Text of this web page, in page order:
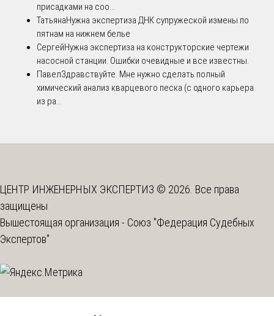
присадками на соо...
ТатьянаНужна экспертиза ДНК супружеской измены по
пятнам на нижнем белье
СергейНужна экспертиза на конструкторские чертежи
насосной станции. Ошибки очевидные и все известны.
ПавелЗдравствуйте. Мне нужно сделать полный
химический анализ кварцевого песка (с одного карьера
из ра...
ЦЕНТР ИНЖЕНЕРНЫХ ЭКСПЕРТИЗ © 2026. Все права
защищены
Вышестоящая организация - Союз "Федерация Судебных
Экспертов"